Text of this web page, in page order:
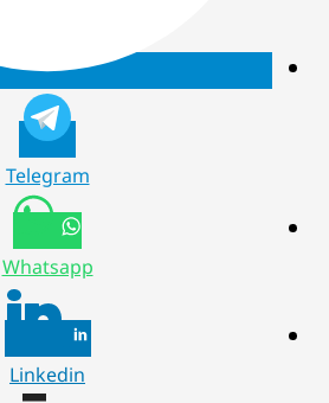
Telegram
Whatsapp
Linkedin